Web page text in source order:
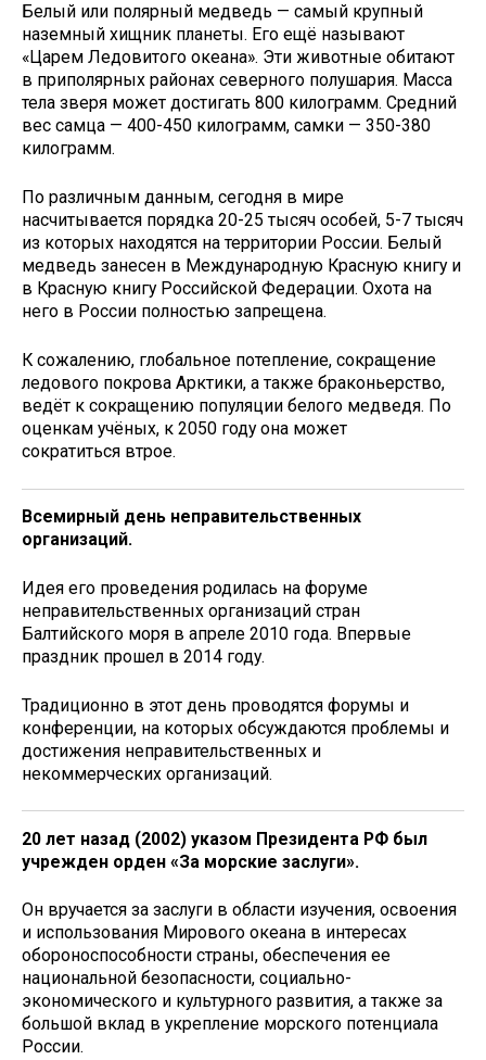
Белый или полярный медведь — самый крупный
наземный хищник планеты. Его ещё называют
«Царем Ледовитого океана». Эти животные обитают
в приполярных районах северного полушария. Масса
тела зверя может достигать 800 килограмм. Средний
вес самца — 400-450 килограмм, самки — 350-380
килограмм.
По различным данным, сегодня в мире
насчитывается порядка 20-25 тысяч особей, 5-7 тысяч
из которых находятся на территории России. Белый
медведь занесен в Международную Красную книгу и
в Красную книгу Российской Федерации. Охота на
него в России полностью запрещена.
К сожалению, глобальное потепление, сокращение
ледового покрова Арктики, а также браконьерство,
ведёт к сокращению популяции белого медведя. По
оценкам учёных, к 2050 году она может
сократиться втрое.
Всемирный день неправительственных
организаций.
Идея его проведения родилась на форуме
неправительственных организаций стран
Балтийского моря в апреле 2010 года. Впервые
праздник прошел в 2014 году.
Традиционно в этот день проводятся форумы и
конференции, на которых обсуждаются проблемы и
достижения неправительственных и
некоммерческих организаций.
20 лет назад (2002) указом Президента РФ был
учрежден орден «За морские заслуги».
Он вручается за заслуги в области изучения, освоения
и использования Мирового океана в интересах
обороноспособности страны, обеспечения ее
национальной безопасности, социально-
экономического и культурного развития, а также за
большой вклад в укрепление морского потенциала
России.